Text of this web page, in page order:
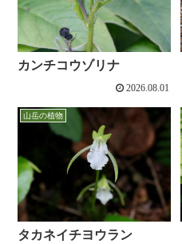
カンチコウゾリナ
2026.08.01
山岳の植物
タカネイチヨウラン